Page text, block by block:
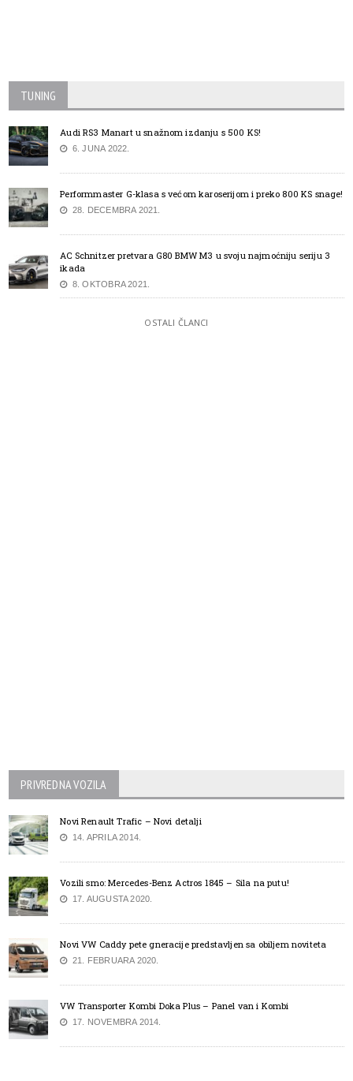
TUNING
Audi RS3 Manart u snažnom izdanju s 500 KS!
6. JUNA 2022.
Performmaster G-klasa s većom karoserijom i preko 800 KS snage!
28. DECEMBRA 2021.
AC Schnitzer pretvara G80 BMW M3 u svoju najmoćniju seriju 3
ikada
8. OKTOBRA 2021.
OSTALI ČLANCI
PRIVREDNA VOZILA
Novi Renault Trafic – Novi detalji
14. APRILA 2014.
Vozili smo: Mercedes-Benz Actros 1845 – Sila na putu!
17. AUGUSTA 2020.
Novi VW Caddy pete gneracije predstavljen sa obiljem noviteta
21. FEBRUARA 2020.
VW Transporter Kombi Doka Plus – Panel van i Kombi
17. NOVEMBRA 2014.